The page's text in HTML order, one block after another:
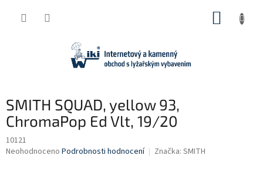
SMITH SQUAD, yellow 93,
ChromaPop Ed Vlt, 19/20
10121
Průměrné
Neohodnoceno Podrobnosti hodnocení Značka: SMITH